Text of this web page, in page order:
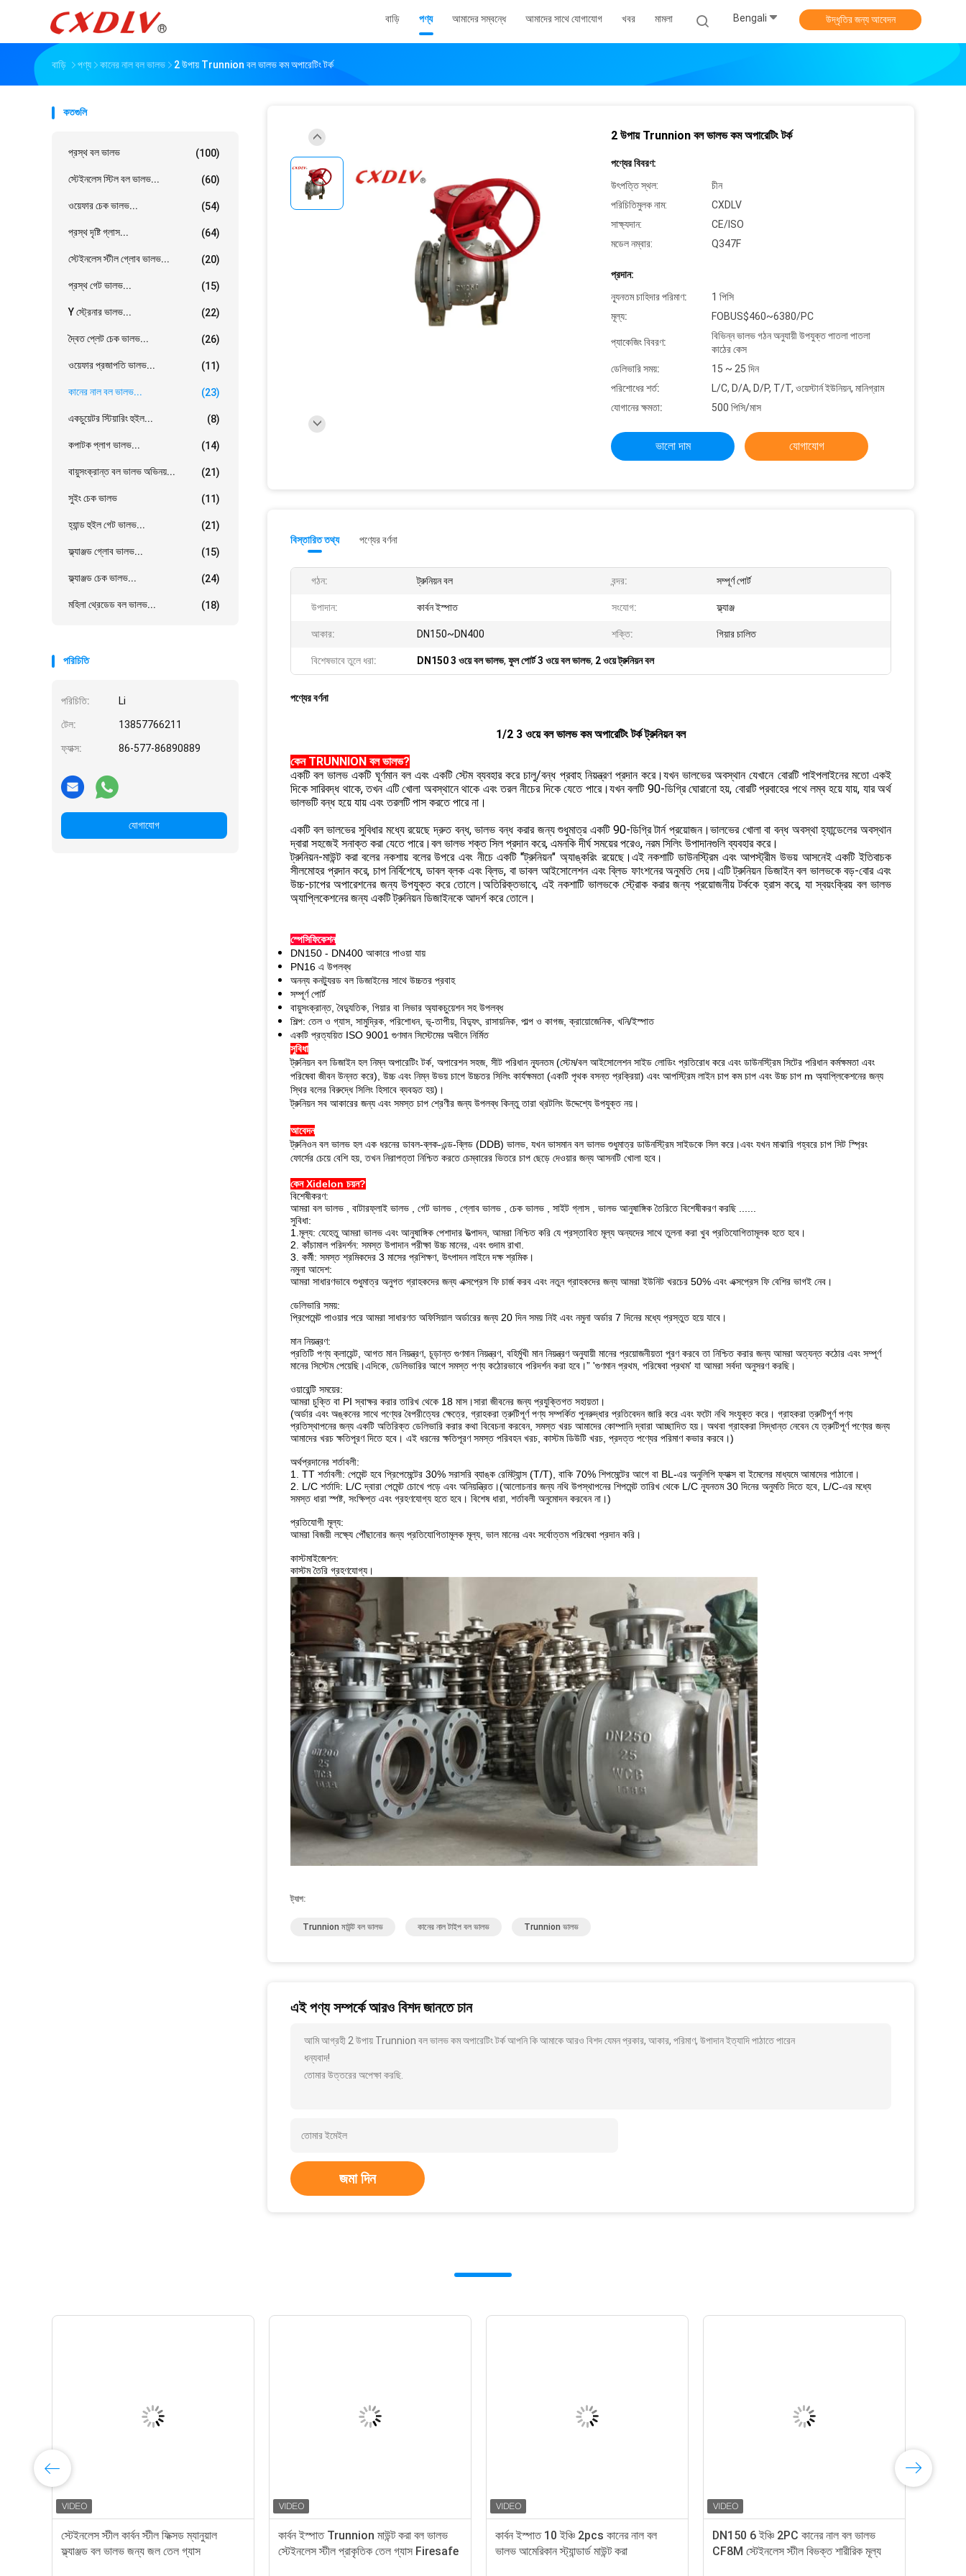
বাড়ি পণ্য আমাদের সম্বন্ধে আমাদের সাথে যোগাযোগ খবর মামলা Bengali উদ্ধৃতির জন্য আবেদন
বাড়ি পণ্য কানের নাল বল ভালভ 2 উপায় Trunnion বল ভালভ কম অপারেটিং টর্ক
কতগুলি
প্রস্থ বল ভালভ (100)
স্টেইনলেস স্টিল বল ভালভ... (60)
ওয়েফার চেক ভালভ... (54)
প্রস্থ দৃষ্টি গ্লাস... (64)
স্টেইনলেস স্টীল গ্লোব ভালভ... (20)
প্রস্থ গেট ভালভ... (15)
Y স্ট্রেনার ভালভ... (22)
দ্বৈত প্লেট চেক ভালভ... (26)
ওয়েফার প্রজাপতি ভালভ... (11)
কানের নাল বল ভালভ... (23)
একচুয়েটর স্টিয়ারিং হুইল... (8)
কপাটক প্লাগ ভালভ... (14)
বায়ুসংক্রান্ত বল ভালভ অভিনয়... (21)
সুইং চেক ভালভ (11)
হ্যান্ড হুইল গেট ভালভ... (21)
ফ্ল্যাঞ্জড গ্লোব ভালভ... (15)
ফ্ল্যাঞ্জড চেক ভালভ... (24)
মহিলা থ্রেডেড বল ভালভ... (18)
পরিচিতি
পরিচিতি: Li
টেল: 13857766211
ফ্যাক্স: 86-577-86890889
যোগাযোগ
2 উপায় Trunnion বল ভালভ কম অপারেটিং টর্ক
পণ্যের বিবরণ:
উৎপত্তি স্থল:
চীন
পরিচিতিমুলক নাম:
CXDLV
সাক্ষ্যদান:
CE/ISO
মডেল নম্বার:
Q347F
প্রদান:
ন্যূনতম চাহিদার পরিমাণ:
1 পিসি
মূল্য:
FOBUS$460~6380/PC
প্যাকেজিং বিবরণ:
বিভিন্ন ভালভ গঠন অনুযায়ী উপযুক্ত পাতলা পাতলা
কাঠের কেস
ডেলিভারি সময়:
15 ~ 25 দিন
পরিশোধের শর্ত:
L/C, D/A, D/P, T/T, ওয়েস্টার্ন ইউনিয়ন, মানিগ্রাম
যোগানের ক্ষমতা:
500 পিসি/মাস
ভালো দাম যোগাযোগ
বিস্তারিত তথ্য পণ্যের বর্ণনা
গঠন: ট্রুনিয়ন বল বন্দর: সম্পূর্ণ পোর্ট
উপাদান: কার্বন ইস্পাত সংযোগ: ফ্ল্যাঞ্জ
আকার: DN150~DN400 শক্তি: গিয়ার চালিত
বিশেষভাবে তুলে ধরা: DN150 3 ওয়ে বল ভালভ, ফুল পোর্ট 3 ওয়ে বল ভালভ, 2 ওয়ে ট্রুনিয়ন বল
পণ্যের বর্ণনা
1/2 3 ওয়ে বল ভালভ কম অপারেটিং টর্ক ট্রুনিয়ন বল
কেন TRUNNION বল ভালভ?
একটি বল ভালভ একটি ঘূর্ণমান বল এবং একটি স্টেম ব্যবহার করে চালু/বন্ধ প্রবাহ নিয়ন্ত্রণ প্রদান করে।যখন ভালভের অবস্থান যেখানে বোরটি পাইপলাইনের মতো একই
দিকে সারিবদ্ধ থাকে, তখন এটি খোলা অবস্থানে থাকে এবং তরল নীচের দিকে যেতে পারে।যখন বলটি 90-ডিগ্রি ঘোরানো হয়, বোরটি প্রবাহের পথে লম্ব হয়ে যায়, যার অর্থ
ভালভটি বন্ধ হয়ে যায় এবং তরলটি পাস করতে পারে না।
একটি বল ভালভের সুবিধার মধ্যে রয়েছে দ্রুত বন্ধ, ভালভ বন্ধ করার জন্য শুধুমাত্র একটি 90-ডিগ্রি টার্ন প্রয়োজন।ভালভের খোলা বা বন্ধ অবস্থা হ্যান্ডেলের অবস্থান
দ্বারা সহজেই সনাক্ত করা যেতে পারে।বল ভালভ শক্ত সিল প্রদান করে, এমনকি দীর্ঘ সময়ের পরেও, নরম সিলিং উপাদানগুলি ব্যবহার করে।
ট্রুনিয়ন-মাউন্ট করা বলের নকশায় বলের উপরে এবং নীচে একটি "ট্রুনিয়ন" অ্যাঙ্করিং রয়েছে।এই নকশাটি ডাউনস্ট্রিম এবং আপস্ট্রীম উভয় আসনেই একটি ইতিবাচক
সীলমোহর প্রদান করে, চাপ নির্বিশেষে, ডাবল ব্লক এবং ব্লিড, বা ডাবল আইসোলেশন এবং ব্লিড ফাংশনের অনুমতি দেয়।এটি ট্রুনিয়ন ডিজাইন বল ভালভকে বড়-বোর এবং
উচ্চ-চাপের অপারেশনের জন্য উপযুক্ত করে তোলে।অতিরিক্তভাবে, এই নকশাটি ভালভকে স্ট্রোক করার জন্য প্রয়োজনীয় টর্ককে হ্রাস করে, যা স্বয়ংক্রিয় বল ভালভ
অ্যাপ্লিকেশনের জন্য একটি ট্রুনিয়ন ডিজাইনকে আদর্শ করে তোলে।
স্পেসিফিকেশন
DN150 - DN400 আকারে পাওয়া যায়
PN16 এ উপলব্ধ
অনন্য কনট্যুরড বল ডিজাইনের সাথে উচ্চতর প্রবাহ
সম্পূর্ণ পোর্ট
বায়ুসংক্রান্ত, বৈদ্যুতিক, গিয়ার বা লিভার অ্যাকচুয়েশন সহ উপলব্ধ
শিল্প: তেল ও গ্যাস, সামুদ্রিক, পরিশোধন, ভূ-তাপীয়, বিদ্যুৎ, রাসায়নিক, পাল্প ও কাগজ, ক্রায়োজেনিক, খনি/ইস্পাত
একটি প্রত্যয়িত ISO 9001 গুণমান সিস্টেমের অধীনে নির্মিত
সুবিধা
ট্রুনিয়ন বল ডিজাইন হল নিম্ন অপারেটিং টর্ক, অপারেশন সহজ, সীট পরিধান ন্যূনতম (স্টেম/বল আইসোলেশন সাইড লোডিং প্রতিরোধ করে এবং ডাউনস্ট্রিম সিটের পরিধান কর্মক্ষমতা এবং
পরিষেবা জীবন উন্নত করে), উচ্চ এবং নিম্ন উভয় চাপে উচ্চতর সিলিং কার্যক্ষমতা (একটি পৃথক বসন্ত প্রক্রিয়া) এবং আপস্ট্রিম লাইন চাপ কম চাপ এবং উচ্চ চাপ m অ্যাপ্লিকেশনের জন্য
স্থির বলের বিরুদ্ধে সিলিং হিসাবে ব্যবহৃত হয়)।
ট্রুনিয়ন সব আকারের জন্য এবং সমস্ত চাপ শ্রেণীর জন্য উপলব্ধ কিন্তু তারা থ্রটলিং উদ্দেশ্যে উপযুক্ত নয়।
আবেদন
ট্রুনিওন বল ভালভ হল এক ধরনের ডাবল-ব্লক-এন্ড-ব্লিড (DDB) ভালভ, যখন ভাসমান বল ভালভ শুধুমাত্র ডাউনস্ট্রিম সাইডকে সিল করে।এবং যখন মাঝারি গহ্বরে চাপ সিট স্প্রিং
ফোর্সের চেয়ে বেশি হয়, তখন নিরাপত্তা নিশ্চিত করতে চেম্বারের ভিতরে চাপ ছেড়ে দেওয়ার জন্য আসনটি খোলা হবে।
কেন Xidelon চয়ন?
বিশেষীকরণ:
আমরা বল ভালভ , বাটারফ্লাই ভালভ , গেট ভালভ , গ্লোব ভালভ , চেক ভালভ , সাইট গ্লাস , ভালভ আনুষাঙ্গিক তৈরিতে বিশেষীকরণ করছি ......
সুবিধা:
1.মূল্য: যেহেতু আমরা ভালভ এবং আনুষাঙ্গিক পেশাদার উত্পাদন, আমরা নিশ্চিত করি যে প্রস্তাবিত মূল্য অন্যদের সাথে তুলনা করা খুব প্রতিযোগিতামূলক হতে হবে।
2. কাঁচামাল পরিদর্শন: সমস্ত উপাদান পরীক্ষা উচ্চ মানের, এবং গুদাম রাখা.
3. কর্মী: সমস্ত শ্রমিকদের 3 মাসের প্রশিক্ষণ, উৎপাদন লাইনে দক্ষ শ্রমিক।
নমুনা আদেশ:
আমরা সাধারণভাবে শুধুমাত্র অনুগত গ্রাহকদের জন্য এক্সপ্রেস ফি চার্জ করব এবং নতুন গ্রাহকদের জন্য আমরা ইউনিট খরচের 50% এবং এক্সপ্রেস ফি বেশির ভাগই নেব।
ডেলিভারি সময়:
প্রিপেমেন্ট পাওয়ার পরে আমরা সাধারণত অফিসিয়াল অর্ডারের জন্য 20 দিন সময় নিই এবং নমুনা অর্ডার 7 দিনের মধ্যে প্রস্তুত হয়ে যাবে।
মান নিয়ন্ত্রণ:
প্রতিটি পণ্য ক্লায়েন্ট, আগত মান নিয়ন্ত্রণ, চূড়ান্ত গুণমান নিয়ন্ত্রণ, বহির্মুখী মান নিয়ন্ত্রণ অনুযায়ী মানের প্রয়োজনীয়তা পূরণ করবে তা নিশ্চিত করার জন্য আমরা অত্যন্ত কঠোর এবং সম্পূর্ণ
মানের সিস্টেম পেয়েছি।এদিকে, ডেলিভারির আগে সমস্ত পণ্য কঠোরভাবে পরিদর্শন করা হবে।” 'গুণমান প্রথম, পরিষেবা প্রথম' যা আমরা সর্বদা অনুসরণ করছি।
ওয়ারেন্টি সময়ের:
আমরা চুক্তি বা PI স্বাক্ষর করার তারিখ থেকে 18 মাস।সারা জীবনের জন্য প্রযুক্তিগত সহায়তা।
(অর্ডার এবং অঙ্কনের সাথে পণ্যের বৈপরীত্যের ক্ষেত্রে, গ্রাহকরা ত্রুটিপূর্ণ পণ্য সম্পর্কিত পুনরুদ্ধার প্রতিবেদন জারি করে এবং ফটো নথি সংযুক্ত করে। গ্রাহকরা ত্রুটিপূর্ণ পণ্য
প্রতিস্থাপনের জন্য একটি অতিরিক্ত ডেলিভারি করার কথা বিবেচনা করবেন, সমস্ত খরচ আমাদের কোম্পানি দ্বারা আচ্ছাদিত হয়। অথবা গ্রাহকরা সিদ্ধান্ত নেবেন যে ত্রুটিপূর্ণ পণ্যের জন্য
আমাদের খরচ ক্ষতিপূরণ দিতে হবে। এই ধরনের ক্ষতিপূরণ সমস্ত পরিবহন খরচ, কাস্টম ডিউটি ​​খরচ, প্রদত্ত পণ্যের পরিমাণ কভার করবে।)
অর্থপ্রদানের শর্তাবলী:
1. TT শর্তাবলী: পেমেন্ট হবে প্রিপেমেন্টের 30% সরাসরি ব্যাঙ্ক রেমিট্যান্স (T/T), বাকি 70% শিপমেন্টের আগে বা BL-এর অনুলিপি ফ্যাক্স বা ইমেলের মাধ্যমে আমাদের পাঠানো।
2. L/C শর্তাদি: L/C দ্বারা পেমেন্ট চোখে পড়ে এবং অনিয়ন্ত্রিত।(আলোচনার জন্য নথি উপস্থাপনের শিপমেন্ট তারিখ থেকে L/C ন্যূনতম 30 দিনের অনুমতি দিতে হবে, L/C-এর মধ্যে
সমস্ত ধারা স্পষ্ট, সংক্ষিপ্ত এবং গ্রহণযোগ্য হতে হবে। বিশেষ ধারা, শর্তাবলী অনুমোদন করবেন না।)
প্রতিযোগী মূল্য:
আমরা বিজয়ী লক্ষ্যে পৌঁছানোর জন্য প্রতিযোগিতামূলক মূল্য, ভাল মানের এবং সর্বোত্তম পরিষেবা প্রদান করি।
কাস্টমাইজেশন:
কাস্টম তৈরি গ্রহণযোগ্য।
ট্যাগ:
Trunnion মাউন্ট বল ভালভ কানের নাল টাইপ বল ভালভ Trunnion ভালভ
এই পণ্য সম্পর্কে আরও বিশদ জানতে চান
আমি আগ্রহী 2 উপায় Trunnion বল ভালভ কম অপারেটিং টর্ক আপনি কি আমাকে আরও বিশদ যেমন প্রকার, আকার, পরিমাণ, উপাদান ইত্যাদি পাঠাতে পারেন
ধন্যবাদ!
তোমার উত্তরের অপেক্ষা করছি.
জমা দিন
স্টেইনলেস স্টীল কার্বন স্টীল ফিক্সড ম্যানুয়াল
ফ্ল্যাঞ্জড বল ভালভ জন্য জল তেল গ্যাস
কার্বন ইস্পাত Trunnion মাউন্ট করা বল ভালভ
স্টেইনলেস স্টীল প্রাকৃতিক তেল গ্যাস Firesafe
কার্বন ইস্পাত 10 ইঞ্চি 2pcs কানের নাল বল
ভালভ আমেরিকান স্ট্যান্ডার্ড মাউন্ট করা
DN150 6 ইঞ্চি 2PC কানের নাল বল ভালভ
CF8M স্টেইনলেস স্টীল বিভক্ত শারীরিক মূল্য